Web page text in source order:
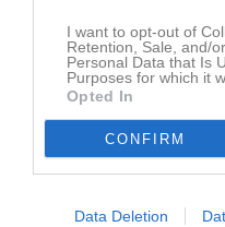
I want to opt-out of
Retention, Sale, and/
Personal Data that Is
Purposes for which it
Opted In
CONFIRM
Data Deletion
Inget album finns skapat
Logga in som administratör och
På gång